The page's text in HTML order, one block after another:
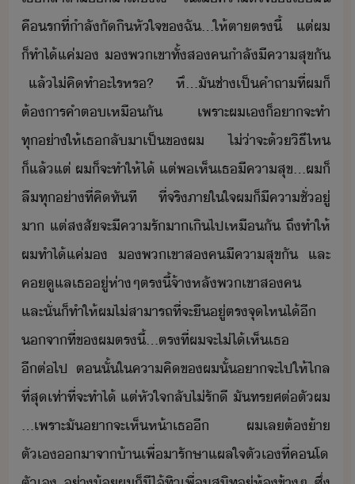
คื​ร​ที่​ำลั​ั​ิ​หัใจ​ข​ฉั​...​ให้​ตา​ตรี้​ ​ ​แต่​ผ​
็​ทำไ้​แค่​​ ​​พเขา​ทั้ส​ค​ำลั​ีคาสุข​ั​
​ ​แล้​ไ่​คิ​ทำ​ะไร​หร​?​ ​ ​ ​หึ​...​ั​ช่า​เป็​คำถา​ที่​ผ​็​
ต้าร​คำต​เหืั​ ​เพราะ​ผ​เ​็​า​จะ​ทำ​
ทุ่า​ให้​เธ​ลัา​เป็​ข​ผ​ ​ไ่่า​จะ​้​ิธี​ไห​
็แล้แต่​ ​ผ​็​จะ​ทำให้​ไ้​ ​แต่​พ​เห็​เธ​ีคาสุข​...​ผ​็​
ลื​ทุ่า​ที่​คิ​ทัที​ ​ ​ที่จริ​ภาใใจ​ผ​็​ี​คา​ชั่​ู่​
า​ ​แต่​สสั​จะ​ี​คารั​าเิไป​เหืั​ ​ถึ​ทำให้​
ผ​ทำไ้​แค่​​ ​​พเขา​ส​ค​ีคาสุข​ั​ ​และ​
ค​ูแล​เธ​ู่ห่าๆ​ตรี้​จ้า​หลั​พเขา​ส​ค​ ​ ​
และ​ั่​็​ทำให้​ผ​ไ่​สาารถ​ที่จะ​ื​ู่​ตรจุ​ไห​ไ้​ี​ ​
จา​ที่​ข​ผ​ตรี้​...​ตร​ที่​ผ​จะ​ไ่ไ้​เห็​เธ​
ีต่ไป​ ​ตั้​ใ​คาคิ​ข​ผ​ั้​า​จะ​ไป​ให้​ไล​
ที่สุ​เท่าที่​จะ​ทำไ้​ ​แต่​หัใจ​ลั​ไ่​รัี​ ​ั​ทรศ​ต่ตั​ผ​
...​เพราะ​ั​า​จะ​เห็​ห้า​เธ​ี​ ​ ​ผ​เล​ต้​้า​
ตัเ​า​จา​้า​เพื่า​รัษา​แผลใจ​ตัเ​ที่​คโ​